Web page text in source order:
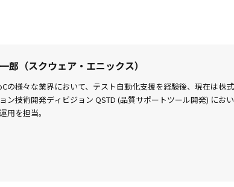
な説明はいたしません。そのため、事前に下記の過去資料
tech/library/pdf/CEDEC2020_Ota_kenichiro.pdf
tech/library/mov/CEDEC2020_AutoQa_UsageDemo.mp4
における自動リプレイ、自動探索、自動バグ分
jasst21hokkaido/pdf/S2.pdf
でサポートする自動テスト・プラットフォームの理論と実
view
郎（スクウェア・エニックス）
の様々な業界において、テスト自動化支援を経験後、現在は株
ン技術開発ディビジョン QSTD (品質サポートツール開発) にお
用を担当。